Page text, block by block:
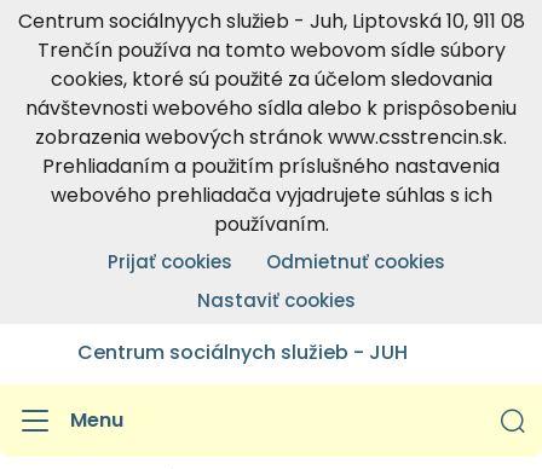
Centrum sociálnyych služieb - Juh, Liptovská 10, 911 08
Trenčín používa na tomto webovom sídle súbory
cookies, ktoré sú použité za účelom sledovania
návštevnosti webového sídla alebo k prispôsobeniu
zobrazenia webových stránok www.csstrencin.sk.
Prehliadaním a použitím príslušného nastavenia
webového prehliadača vyjadrujete súhlas s ich
používaním.
Prijať cookies
Odmietnuť cookies
Nastaviť cookies
Centrum sociálnych služieb - JUH
Menu